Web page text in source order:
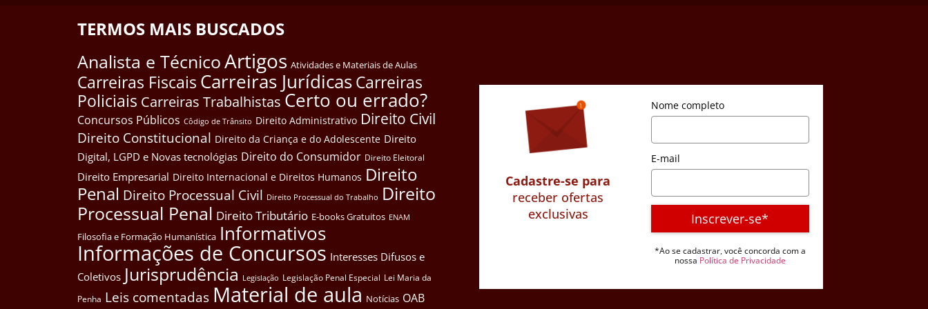
TERMOS MAIS BUSCADOS
Analista e TécnicoArtigos Atividades e Materiais de Aulas
Carreiras Fiscais Carreiras JurídicasCarreiras
Policiais Carreiras Trabalhistas Certo ou errado?
Concursos Públicos Côdigo de Trânsito Direito Administrativo Direito Civil
Direito Constitucional Direito da Criança e do Adolescente Direito
Digital, LGPD e Novas tecnológias Direito do Consumidor Direito Eleitoral
Direito Empresarial Direito Internacional e Direitos Humanos Direito
Penal Direito Processual Civil Direito Processual do Trabalho Direito
Processual Penal Direito Tributário E-books Gratuitos ENAM
Filosofia e Formação Humanística Informativos
Informações de Concursos Interesses Difusos e
Coletivos Jurisprudência Legislação Legislação Penal Especial Lei Maria da
Penha Leis comentadas Material de aula Notícias OAB
Cadastre-se para
receber ofertas
exclusivas
Nome completo
E-mail
Inscrever-se*
*Ao se cadastrar, você concorda com a
nossa Política de Privacidade